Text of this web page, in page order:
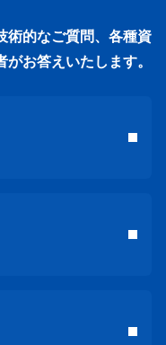
術的なご質問、各種資
お答えいたします。